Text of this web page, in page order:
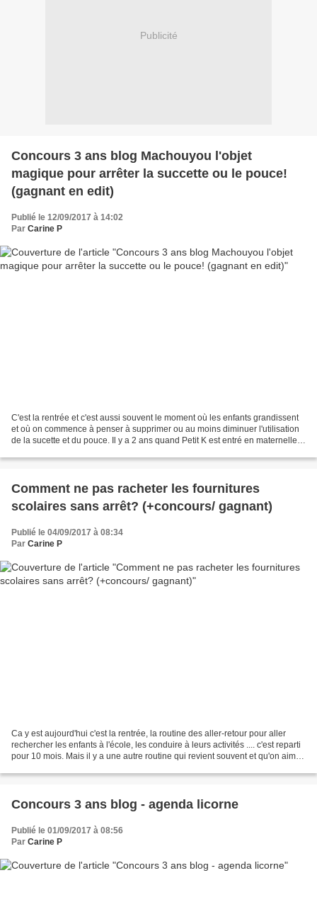
Publicité
Concours 3 ans blog Machouyou l'objet
magique pour arrêter la succette ou le pouce!
(gagnant en edit)
Publié le 12/09/2017 à 14:02
Par Carine P
C'est la rentrée et c'est aussi souvent le moment où les enfants grandissent
et où on commence à penser à supprimer ou au moins diminuer l'utilisation
de la sucette et du pouce. Il y a 2 ans quand Petit K est entré en maternelle,
Comment ne pas racheter les fournitures
scolaires sans arrêt? (+concours/ gagnant)
Publié le 04/09/2017 à 08:34
Par Carine P
Ca y est aujourd'hui c'est la rentrée, la routine des aller-retour pour aller
rechercher les enfants à l'école, les conduire à leurs activités .... c'est reparti
pour 10 mois. Mais il y a une autre routine qui revient souvent et qu'on aime
Concours 3 ans blog - agenda licorne
Publié le 01/09/2017 à 08:56
Par Carine P